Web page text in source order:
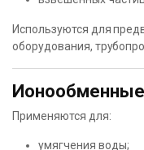
Используются для
оборудования,
Применяются для:
умягчения воды;